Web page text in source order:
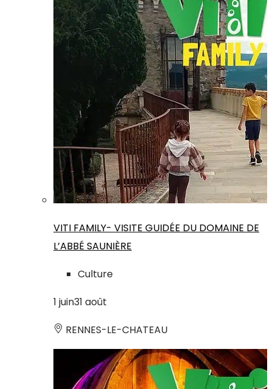
VITI FAMILY- VISITE GUIDÉE DU DOMAINE DE
L’ABBÉ SAUNIÈRE
Culture
1 juin31 août
RENNES-LE-CHATEAU